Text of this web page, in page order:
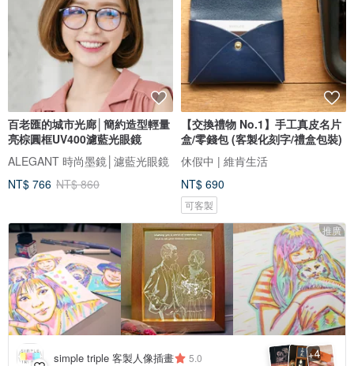
百老匯的城市光廊│簡約造型輕量
亮棕圓框UV400濾藍光眼鏡
ALEGANT 時尚墨鏡│濾藍光眼鏡
NT$ 766 NT$ 860
【交換禮物 No.1】手工真皮名片
盒/零錢包 (客製化刻字/禮盒包裝)
休假中 | 維肯生活
NT$ 690
可客製
推廣
simple triple 客製人像插畫 5.0 +4